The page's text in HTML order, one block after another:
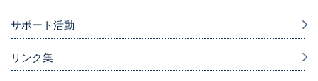
サポート活動
リンク集